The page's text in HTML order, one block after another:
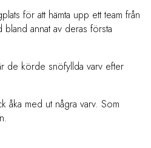
för att hämta upp ett team från
annat av deras första
de körde snöfyllda varv efter
åka med ut några varv. Som